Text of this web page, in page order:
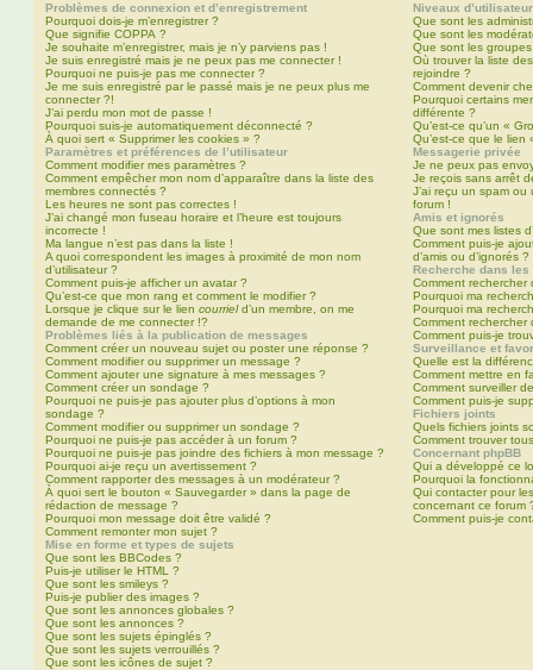
Problèmes de connexion et d’enregistrement
Pourquoi dois-je m’enregistrer ?
Que signifie COPPA ?
Je souhaite m’enregistrer, mais je n’y parviens pas !
Je suis enregistré mais je ne peux pas me connecter !
Pourquoi ne puis-je pas me connecter ?
Je me suis enregistré par le passé mais je ne peux plus me
connecter ?!
J’ai perdu mon mot de passe !
Pourquoi suis-je automatiquement déconnecté ?
À quoi sert « Supprimer les cookies » ?
Paramètres et préférences de l’utilisateur
Comment modifier mes paramètres ?
Comment empêcher mon nom d’apparaître dans la liste des
membres connectés ?
Les heures ne sont pas correctes !
J’ai changé mon fuseau horaire et l’heure est toujours
incorrecte !
Ma langue n’est pas dans la liste !
A quoi correspondent les images à proximité de mon nom
d’utilisateur ?
Comment puis-je afficher un avatar ?
Qu’est-ce que mon rang et comment le modifier ?
Lorsque je clique sur le lien courrield’un membre, on me
demande de me connecter !?
Problèmes liés à la publication de messages
Comment créer un nouveau sujet ou poster une réponse ?
Comment modifier ou supprimer un message ?
Comment ajouter une signature à mes messages ?
Comment créer un sondage ?
Pourquoi ne puis-je pas ajouter plus d’options à mon
sondage ?
Comment modifier ou supprimer un sondage ?
Pourquoi ne puis-je pas accéder à un forum ?
Pourquoi ne puis-je pas joindre des fichiers à mon message ?
Pourquoi ai-je reçu un avertissement ?
Comment rapporter des messages à un modérateur ?
À quoi sert le bouton « Sauvegarder » dans la page de
rédaction de message ?
Pourquoi mon message doit être validé ?
Comment remonter mon sujet ?
Mise en forme et types de sujets
Que sont les BBCodes ?
Puis-je utiliser le HTML ?
Que sont les smileys ?
Puis-je publier des images ?
Que sont les annonces globales ?
Que sont les annonces ?
Que sont les sujets épinglés ?
Que sont les sujets verrouillés ?
Que sont les icônes de sujet ?
Niveaux
Que sont les
Que sont les
Que sont les groupes
Où trouver la liste
rejoindre ?
Comment devenir
Pourquoi certains
différente ?
Qu’est-ce qu’un «
Qu’est-ce que le lien
Messagerie privée
Je ne peux pas
Je reçois sans arrêt
J’ai reçu un spam ou
forum !
Amis et ignorés
Que sont mes listes
Comment puis-je
d’amis ou d’ignorés ?
Recherche dans les
Comment rechercher
Pourquoi ma
Pourquoi ma
Comment rechercher
Comment puis-je
Surveillance et
Quelle est la
Comment mettre en
Comment surveiller
Comment puis-je
Fichiers joints
Quels fichiers joints
Comment trouver
Concernant phpBB
Qui a développé ce
Pourquoi la
Qui contacter pour
concernant ce forum
Comment puis-je